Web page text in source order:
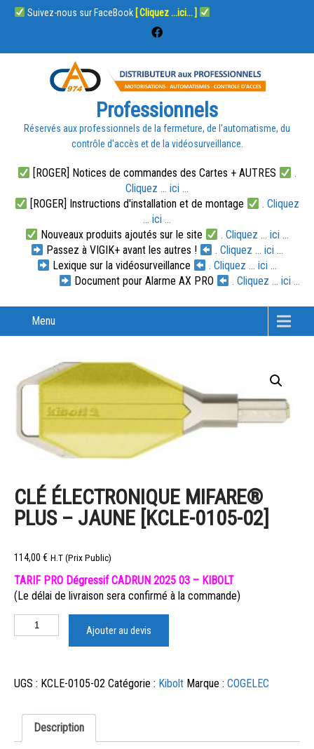
Suivez-nous sur FaceBook [ Cliquez ...ici... ]
Professionnels
Réservés aux professionnels de la fermeture, de l'automatisme, du
contrôle d'accès et de la vidéosurveillance.
[ROGER] Notices de commandes des Cartes + AUTRES
.
Cliquez ... ici ...
[ROGER] Instructions d'installation et de montage
. Cliquez
... ici ...
Nouveaux produits ajoutés sur le site
. Cliquez ... ici ...
Passez à VIGIK+ avant les autres !
. Cliquez ... ici ...
Lexique sur la vidéosurveillance
. Cliquez ... ici ...
Document pour Alarme AX PRO
. Cliquez ... ici ...
Menu
CLÉ ÉLECTRONIQUE MIFARE®
PLUS – JAUNE [KCLE-0105-02]
114,00 € H.T (Prix Public)
TARIF PRO Dégressif CADRUN 2025 03 – KIBOLT
(Le délai de livraison sera confirmé à la commande)
Ajouter au devis
UGS : KCLE-0105-02 Catégorie : Kibolt Marque : COGELEC
Description